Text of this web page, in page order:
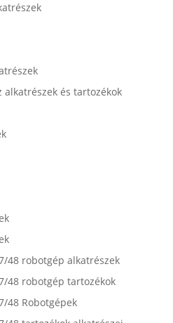
és tartozékok
48 robotgép alkatrészek
48 robotgép tartozékok
48 Robotgépek